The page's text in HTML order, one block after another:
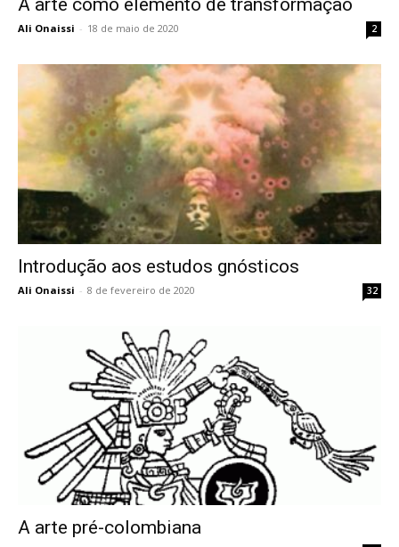
A arte como elemento de transformação
Ali Onaissi - 18 de maio de 2020 2
Introdução aos estudos gnósticos
Ali Onaissi - 8 de fevereiro de 2020 32
A arte pré-colombiana